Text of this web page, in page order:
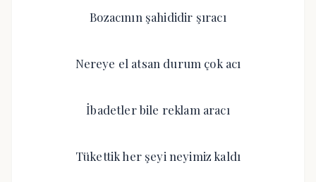
Bozacının şahididir şıracı
Nereye el atsan durum çok acı
İbadetler bile reklam aracı
Tükettik her şeyi neyimiz kaldı